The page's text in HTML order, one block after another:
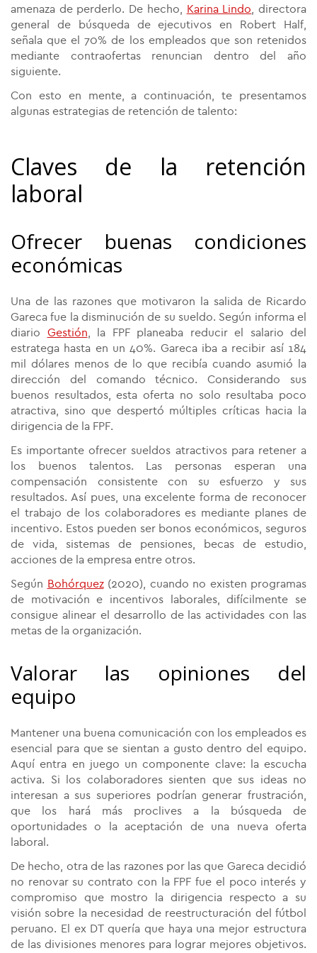
amenaza de perderlo. De hecho,
Karina Lindo , directora
general de búsqueda de ejecutivos en Robert Half,
señala que el 70% de los empleados que son retenidos
mediante contraofertas renuncian dentro del año
siguiente.
Con esto en mente, a continuación, te presentamos
algunas estrategias de retención de talento:
Claves de la retención
laboral
Ofrecer buenas condiciones
económicas
Una de las razones que motivaron la salida de Ricardo
Gareca fue la disminución de su sueldo. Según informa el
diario Gestión , la FPF planeaba reducir el salario del
estratega hasta en un 40%. Gareca iba a recibir así 184
mil dólares menos de lo que recibía cuando asumió la
dirección del comando técnico. Considerando sus
buenos resultados, esta oferta no solo resultaba poco
atractiva, sino que despertó múltiples críticas hacia la
dirigencia de la FPF.
Es importante ofrecer sueldos atractivos para retener a
los buenos talentos. Las personas esperan una
compensación consistente con su esfuerzo y sus
resultados. Así pues, una excelente forma de reconocer
el trabajo de los colaboradores es mediante planes de
incentivo. Estos pueden ser bonos económicos, seguros
de vida, sistemas de pensiones, becas de estudio,
acciones de la empresa entre otros.
Según Bohórquez(2020), cuando no existen programas
de motivación e incentivos laborales, difícilmente se
consigue alinear el desarrollo de las actividades con las
metas de la organización.
Valorar las opiniones del
equipo
Mantener una buena comunicación con los empleados es
esencial para que se sientan a gusto dentro del equipo.
Aquí entra en juego un componente clave: la escucha
activa. Si los colaboradores sienten que sus ideas no
interesan a sus superiores podrían generar frustración,
que los hará más proclives a la búsqueda de
oportunidades o la aceptación de una nueva oferta
laboral.
De hecho, otra de las razones por las que Gareca decidió
no renovar su contrato con la FPF fue el poco interés y
compromiso que mostro la dirigencia respecto a su
visión sobre la necesidad de reestructuración del fútbol
peruano. El ex DT quería que haya una mejor estructura
de las divisiones menores para lograr mejores objetivos.